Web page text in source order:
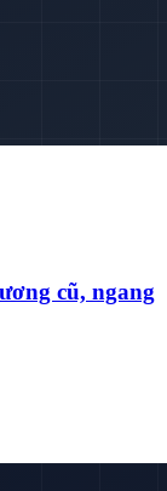
cũ, ngang